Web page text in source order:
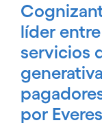
líder
servicios
por